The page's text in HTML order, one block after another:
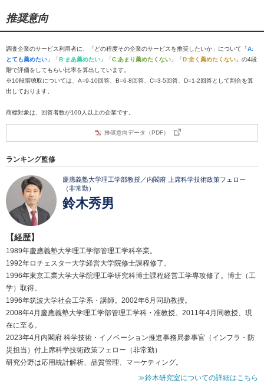
推奨意向
調査企業のサービス利用者に、「どの程度その企業のサービスを推奨したいか」について「A:
とても薦めたい 」「B:まあ薦めたい 」「C:あまり薦めたくない 」「D:全く薦めたくない 」の4段
階で評価をしてもらい比率を算出しています。
※10段階聴取については、A=9-10回答、B=6-8回答、C=3-5回答、D=1-2回答として割合を算
出しております。
商標対象は、回答者数が100人以上の企業です。
推奨意向データ（PDF）
ランキング監修
慶應義塾大学理工学部教授／内閣府 上席科学技術政策フェロー
（非常勤）
鈴木秀男
【経歴】
1989年慶應義塾大学理工学部管理工学科卒業。
1992年ロチェスター大学経営大学院修士課程修了。
1996年東京工業大学大学院理工学研究科博士課程経営工学専攻修了。博士（工
学）取得。
1996年筑波大学社会工学系・講師。2002年6月同助教授。
2008年4月慶應義塾大学理工学部管理工学科・准教授。2011年4月同教授、現
在に至る。
2023年4月内閣府 科学技術・イノベーション推進事務局参事官（インフラ・防
災担当）付上席科学技術政策フェロー（非常勤）
研究分野は応用統計解析、品質管理、マーケティング。
≫鈴木研究室についての詳細はこちら